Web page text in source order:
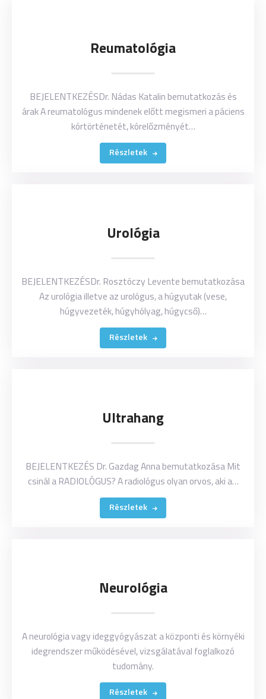
Reumatológia
BEJELENTKEZÉSDr. Nádas Katalin bemutatkozás és
árak A reumatológus mindenek előtt megismeri a páciens
kórtörténetét, kórelőzményét…
Részletek
Urológia
BEJELENTKEZÉSDr. Rosztóczy Levente bemutatkozása
Az urológia illetve az urológus, a húgyutak (vese,
húgyvezeték, húgyhólyag, húgycső)…
Részletek
Ultrahang
BEJELENTKEZÉS Dr. Gazdag Anna bemutatkozása Mit
csinál a RADIOLÓGUS? A radiológus olyan orvos, aki a…
Részletek
Neurológia
A neurológia vagy ideggyógyászat a központi és környéki
idegrendszer működésével, vizsgálatával foglalkozó
tudomány.
Részletek